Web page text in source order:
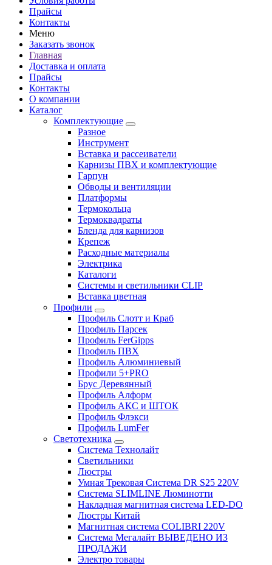
Прайсы
Контакты
Меню
Заказать звонок
Главная
Доставка и оплата
Прайсы
Контакты
О компании
Каталог
Комплектующие
Разное
Инструмент
Вставка и рассеиватели
Карнизы ПВХ и комплектующие
Гарпун
Обводы и вентиляции
Платформы
Термокольца
Термоквадраты
Бленда для карнизов
Крепеж
Расходные материалы
Электрика
Каталоги
Системы и светильники CLIP
Вставка цветная
Профили
Профиль Слотт и Краб
Профиль Парсек
Профиль FerGipps
Профиль ПВХ
Профиль Алюминиевый
Профили 5+PRO
Брус Деревянный
Профиль Алформ
Профиль АКС и ШТОК
Профиль Флэкси
Профиль LumFer
Светотехника
Система Технолайт
Светильники
Люстры
Умная Трековая Система DR S25 220V
Система SLIMLINE Люминотти
Накладная магнитная система LED-DO
Люстры Китай
Магнитная система COLIBRI 220V
Система Мегалайт ВЫВЕДЕНО ИЗ
ПРОДАЖИ
Электро товары